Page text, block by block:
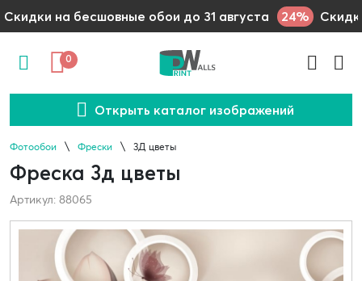
Скидки на бесшовные обои до 31 августа 24%
0
Открыть каталог изображений
Фотообои Фрески 3Д цветы
Фреска 3д цветы
Артикул: 88065